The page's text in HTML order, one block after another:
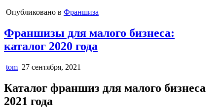
Опубликовано в Франшиза
Франшизы для малого бизнеса:
каталог 2020 года
tom 27 сентября, 2021
Каталог франшиз для малого бизнеса
2021 года